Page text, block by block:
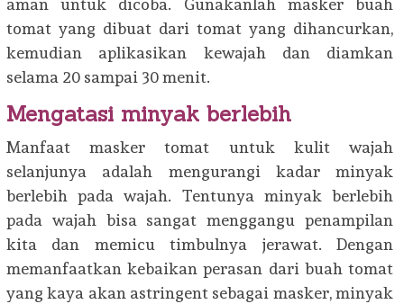
aman untuk dicoba. Gunakanlah masker buah
tomat yang dibuat dari tomat yang dihancurkan,
kemudian aplikasikan kewajah dan diamkan
selama 20 sampai 30 menit.
Mengatasi minyak berlebih
Manfaat masker tomat untuk kulit wajah
selanjunya adalah mengurangi kadar minyak
berlebih pada wajah. Tentunya minyak berlebih
pada wajah bisa sangat menggangu penampilan
kita dan memicu timbulnya jerawat. Dengan
memanfaatkan kebaikan perasan dari buah tomat
yang kaya akan astringent sebagai masker, minyak